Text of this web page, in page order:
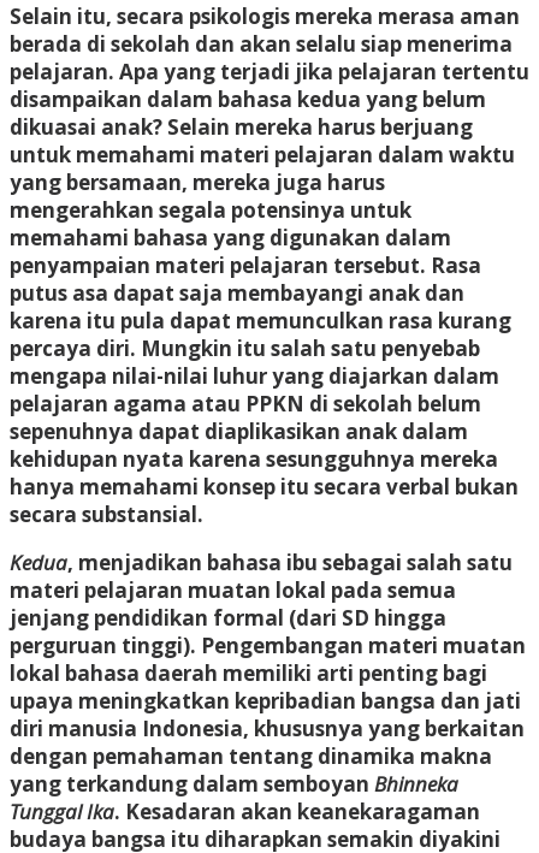
Selain itu, secara psikologis mereka merasa aman
berada di sekolah dan akan selalu siap menerima
pelajaran. Apa yang terjadi jika pelajaran tertentu
disampaikan dalam bahasa kedua yang belum
dikuasai anak? Selain mereka harus berjuang
untuk memahami materi pelajaran dalam waktu
yang bersamaan, mereka juga harus
mengerahkan segala potensinya untuk
memahami bahasa yang digunakan dalam
penyampaian materi pelajaran tersebut. Rasa
putus asa dapat saja membayangi anak dan
karena itu pula dapat memunculkan rasa kurang
percaya diri. Mungkin itu salah satu penyebab
mengapa nilai-nilai luhur yang diajarkan dalam
pelajaran agama atau PPKN di sekolah belum
sepenuhnya dapat diaplikasikan anak dalam
kehidupan nyata karena sesungguhnya mereka
hanya memahami konsep itu secara verbal bukan
secara substansial.
Kedua, menjadikan bahasa ibu sebagai salah satu
materi pelajaran muatan lokal pada semua
jenjang pendidikan formal (dari SD hingga
perguruan tinggi). Pengembangan materi muatan
lokal bahasa daerah memiliki arti penting bagi
upaya meningkatkan kepribadian bangsa dan jati
diri manusia Indonesia, khususnya yang berkaitan
dengan pemahaman tentang dinamika makna
yang terkandung dalam semboyan Bhinneka
Tunggal Ika. Kesadaran akan keanekaragaman
budaya bangsa itu diharapkan semakin diyakini